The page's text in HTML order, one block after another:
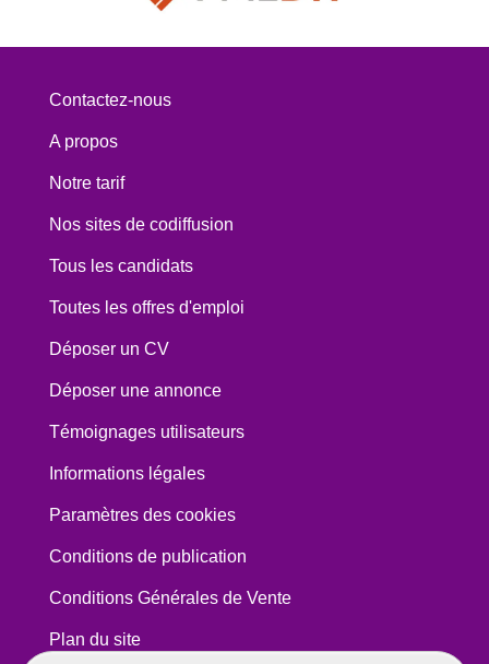
Contactez-nous
A propos
Notre tarif
Nos sites de codiffusion
Tous les candidats
Toutes les offres d'emploi
Déposer un CV
Déposer une annonce
Témoignages utilisateurs
Informations légales
Paramètres des cookies
Conditions de publication
Conditions Générales de Vente
Plan du site